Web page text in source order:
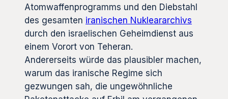
Atomwaffenprogramms und den Diebstahl
des gesamten iranischen Nukleararchivs
durch den israelischen Geheimdienst aus
einem Vorort von Teheran.
Andererseits würde das plausibler machen,
warum das iranische Regime sich
gezwungen sah, die ungewöhnliche